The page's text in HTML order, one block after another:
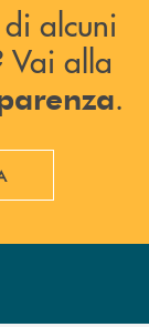
alcuni
Vai alla
.